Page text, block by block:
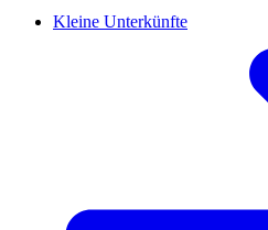
Kleine Unterkünfte